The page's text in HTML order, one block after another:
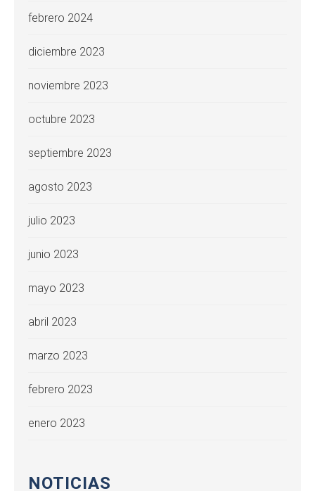
febrero 2024
diciembre 2023
noviembre 2023
octubre 2023
septiembre 2023
agosto 2023
julio 2023
junio 2023
mayo 2023
abril 2023
marzo 2023
febrero 2023
enero 2023
NOTICIAS